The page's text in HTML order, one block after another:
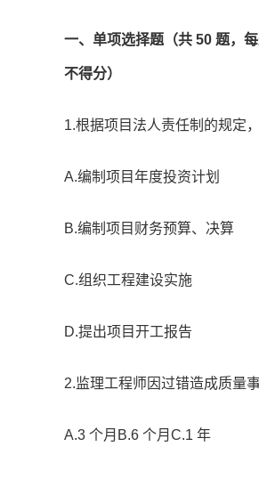
理工程师《建设工程目标控制
一、单项选择题（共 50 题，
不得分）
1.根据项目法人责任制的规定
A.编制项目年度投资计划
B.编制项目财务预算、决算
C.组织工程建设实施
D.提出项目开工报告
2.监理工程师因过错造成质量
A.3 个月B.6 个月C.1 年